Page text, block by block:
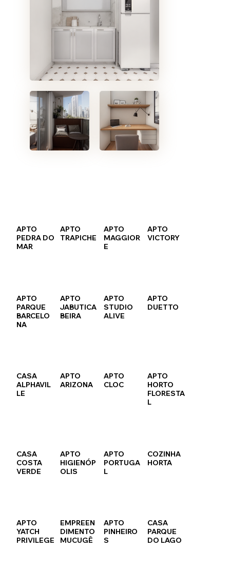
APTO
PEDRA DO
MAR
APTO
TRAPICHE
APTO
MAGGIOR
E
APTO
VICTORY
APTO
PARQUE
BARCELO
NA
APTO
JABUTICA
BEIRA
APTO
STUDIO
ALIVE
APTO
DUETTO
CASA
ALPHAVIL
LE
APTO
ARIZONA
APTO
CLOC
APTO
HORTO
FLORESTA
L
CASA
COSTA
VERDE
APTO
HIGIENÓP
OLIS
APTO
PORTUGA
L
COZINHA
HORTA
APTO
YATCH
PRIVILEGE
EMPREEN
DIMENTO
MUCUGÊ
APTO
PINHEIRO
S
CASA
PARQUE
DO LAGO